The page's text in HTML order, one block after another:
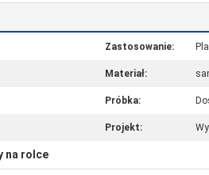
Zastosowanie:
Materiał:
Próbka:
Projekt:
na rolce